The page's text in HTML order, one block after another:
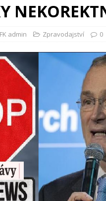
FK admin Zpravodajství 0